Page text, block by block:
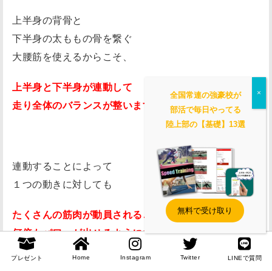
上半身の背骨と
下半身の太ももの骨を繋ぐ
大腰筋を使えるからこそ、
上半身と下半身が連動して
走り全体のバランスが整いますし、
連動することによって
１つの動きに対しても
たくさんの筋肉が動員されることで
何倍もパワーが出せるようになります。
プレゼント Home Instagram Twitter LINEで質問
全国常連の強豪校が
部活で毎日やってる
陸上部の【基礎】13選
無料で受け取り